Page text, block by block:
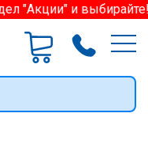
"Акции" и